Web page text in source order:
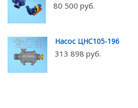
80 500 руб.
Насос ЦНС105-196
313 898 руб.